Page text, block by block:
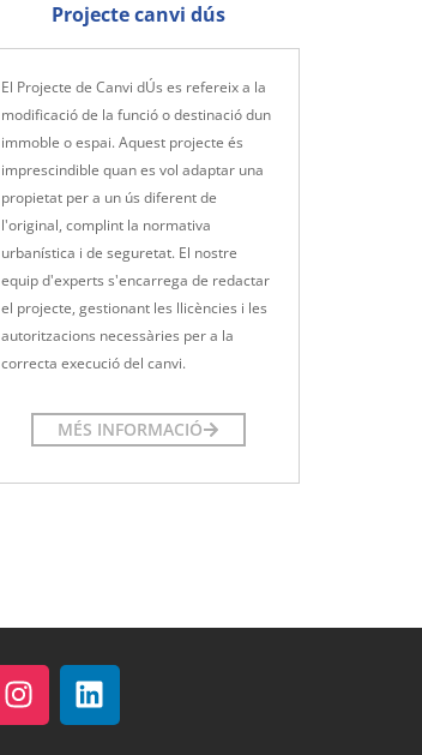
Projecte canvi dús
El Projecte de Canvi dÚs es refereix a la
modificació de la funció o destinació dun
immoble o espai. Aquest projecte és
imprescindible quan es vol adaptar una
propietat per a un ús diferent de
l'original, complint la normativa
urbanística i de seguretat. El nostre
equip d'experts s'encarrega de redactar
el projecte, gestionant les llicències i les
autoritzacions necessàries per a la
correcta execució del canvi.
MÉS INFORMACIÓ